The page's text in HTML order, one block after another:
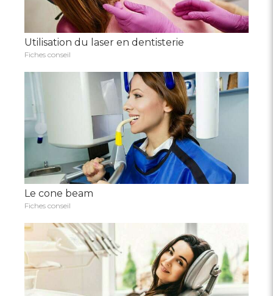
Utilisation du laser en dentisterie
Fiches conseil
Le cone beam
Fiches conseil